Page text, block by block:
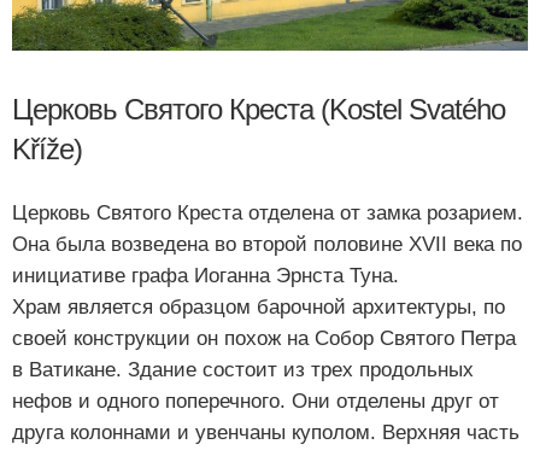
Церковь Святого Креста (Kostel Svatého
Kříže)
Церковь Святого Креста отделена от замка розарием.
Она была возведена во второй половине XVII века по
инициативе графа Иоганна Эрнста Туна.
Храм является образцом барочной архитектуры, по
своей конструкции он похож на Собор Святого Петра
в Ватикане. Здание состоит из трех продольных
нефов и одного поперечного. Они отделены друг от
друга колоннами и увенчаны куполом. Верхняя часть